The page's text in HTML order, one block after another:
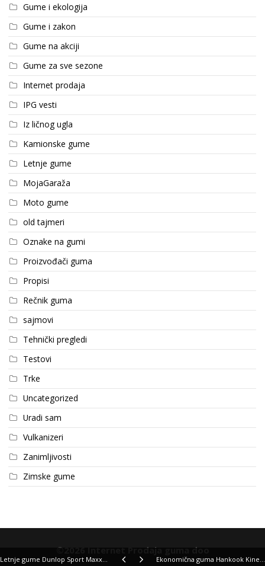
Letnje gume Dunlop Sport Maxx RT2 SUV Ekonomična guma Hankook Kinergy Eco2 K435
Gume i ekologija
Gume i zakon
Gume na akciji
Gume za sve sezone
Internet prodaja
IPG vesti
Iz ličnog ugla
Kamionske gume
Letnje gume
MojaGaraža
Moto gume
old tajmeri
Oznake na gumi
Proizvođači guma
Propisi
Rečnik guma
sajmovi
Tehnički pregledi
Testovi
Trke
Uncategorized
Uradi sam
Vulkanizeri
Zanimljivosti
Zimske gume
©2026 Internet Prodaja guma doo